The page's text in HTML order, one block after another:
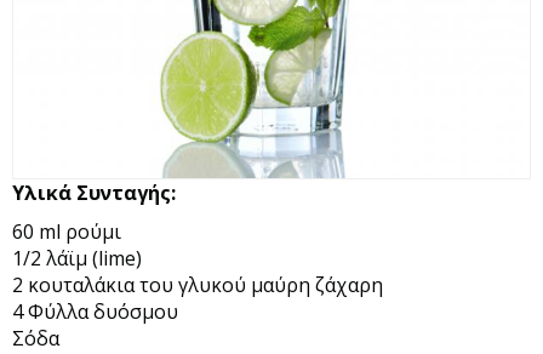
Υλικά Συνταγής:
60 ml ρούμι
1/2 λάϊμ (lime)
2 κουταλάκια του γλυκού μαύρη ζάχαρη
4 Φύλλα δυόσμου
Σόδα